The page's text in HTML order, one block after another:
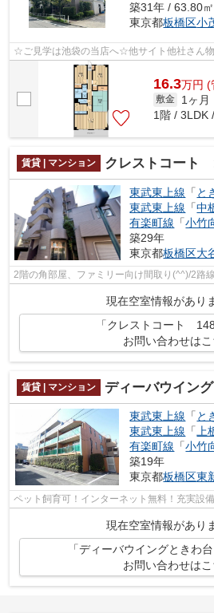
築31年 / 63.80㎡
東京都板橋区小
☆ご見学は池袋の当店へ☆他サイト他社さん
16.3万円 (
敷金 1ヶ月
1階 / 3LDK
賃貸 | マンション クレストコート
東武東上線 「と
東武東上線 「中
有楽町線 「小竹
築29年
東京都板橋区大
2階の角部屋、ファミリー向け間取り(^^)/2路
現在空室情報があり
「クレストコート
お問い合わせはこ
賃貸 | マンション ディーバウイン
東武東上線 「 と
東武東上線 「上
有楽町線 「小竹
築19年
東京都板橋区東
ペット飼育可！インターネット無料！充実設
現在空室情報があり
「ディーバウイングときわ
お問い合わせはこ